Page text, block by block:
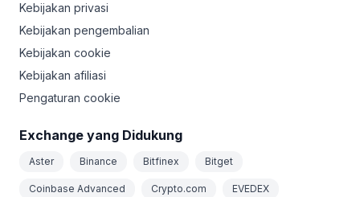
Kebijakan privasi
Kebijakan pengembalian
Kebijakan cookie
Kebijakan afiliasi
Pengaturan cookie
Exchange yang Didukung
Aster Binance Bitfinex Bitget
Coinbase Advanced Crypto.com EVEDEX